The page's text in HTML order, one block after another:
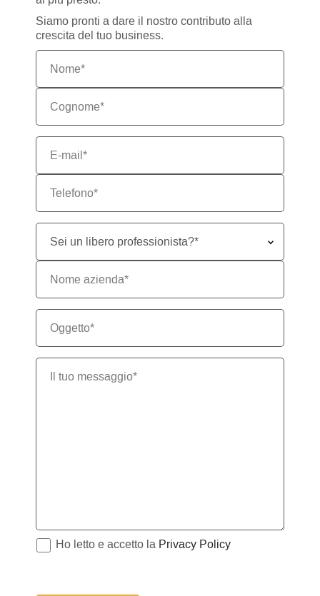
Siamo pronti a dare il nostro contributo alla
crescita del tuo business.
Ho letto e accetto la Privacy Policy